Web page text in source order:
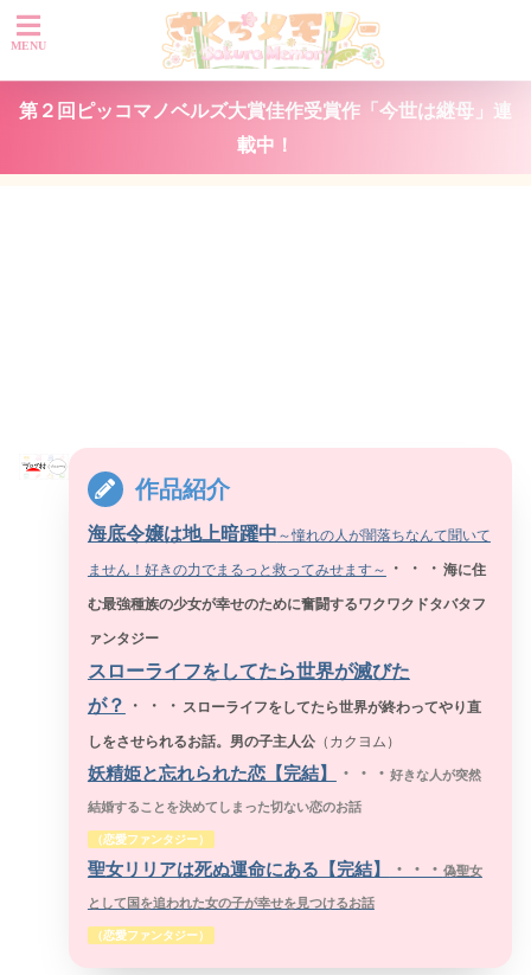
第２回ピッコマノベルズ大賞佳作受賞作「今世は継母」連
載中！
作品紹介
海底令嬢は地上暗躍中 ～憧れの人が闇落ちなんて聞いて
ません！好きの力でまるっと救ってみせます～ ・・・ 海に住
む最強種族の少女が幸せのために奮闘するワクワクドタバタフ
ァンタジー
スローライフをしてたら世界が滅びた
が？ ・・・ スローライフをしてたら世界が終わってやり直
しをさせられるお話。男の子主人公（ カクヨム）
妖精姫と忘れられた恋【完結】 ・・・ 好きな人が突然
結婚することを決めてしまった切ない恋のお話
（恋愛ファンタジー）
聖女リリアは死ぬ運命にある【完結】 ・・・ 偽聖女
として国を追われた女の子が幸せを見つけるお話
（恋愛ファンタジー）